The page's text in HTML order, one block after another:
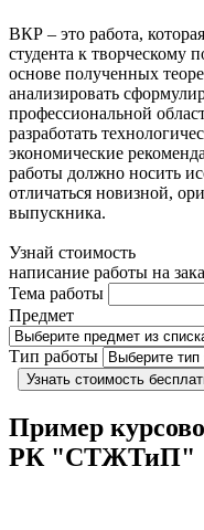
ВКР – это работа,
студента к творческому
основе полученных
анализировать
профессиональной
разработать
экономические
работы должно носить
отличаться новизной,
выпускника.
Узнай стоимость
написание работы на
Тема работы
Предмет
Тип работы
Узнать стоимость
Пример
РК "СТЖТиП"